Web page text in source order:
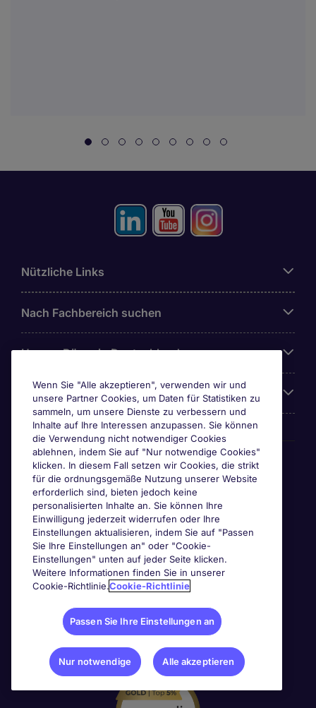
Nützliche Links
Nach Fachbereich suchen
Unsere Büros in Deutschland
Über Michael Page
Awards & Zertifizierungen
Wenn Sie "Alle akzeptieren", verwenden wir und
unsere Partner Cookies, um Daten für Statistiken zu
sammeln, um unsere Dienste zu verbessern und
Inhalte auf Ihre Interessen anzupassen. Sie können
die Verwendung nicht notwendiger Cookies
ablehnen, indem Sie auf "Nur notwendige Cookies"
klicken. In diesem Fall setzen wir Cookies, die strikt
für die ordnungsgemäße Nutzung unserer Website
erforderlich sind, bieten jedoch keine
personalisierten Inhalte an. Sie können Ihre
Einwilligung jederzeit widerrufen oder Ihre
Einstellungen aktualisieren, indem Sie auf "Passen
Sie Ihre Einstellungen an" oder "Cookie-
Einstellungen" unten auf jeder Seite klicken.
Weitere Informationen finden Sie in unserer
Cookie-Richtlinie.Cookie-Richtlinie
Passen Sie Ihre Einstellungen an
Nur notwendige Alle akzeptieren